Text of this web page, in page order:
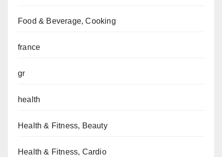
Food & Beverage, Cooking
france
gr
health
Health & Fitness, Beauty
Health & Fitness, Cardio